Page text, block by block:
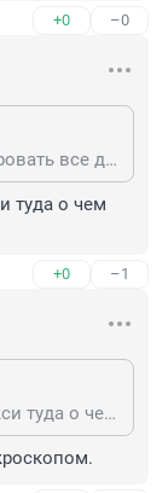
+0 –0
Только теперь ФСБ будет контролировать все данные о вызовах, поездках, клиентах и пр.
туда о чем
+0 –1
а вам то что? перемещаетесь на такси туда о чем ФСБ знать не должно?